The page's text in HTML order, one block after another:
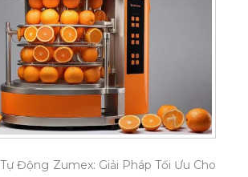
Động Zumex: Giải Pháp Tối Ưu Cho